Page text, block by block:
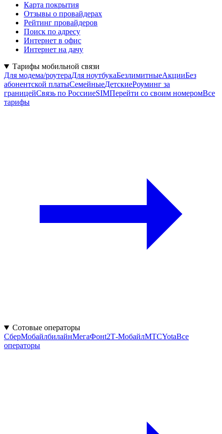
Карта покрытия
Отзывы о провайдерах
Рейтинг провайдеров
Поиск по адресу
Интернет в офис
Интернет на дачу
Тарифы мобильной связи
Для модема/роутераДля ноутбукаБезлимитныеАкцииБез
абонентской платыСемейныеДетскиеРоуминг за
границейСвязь по РоссииeSIMПерейти со своим номеромВсе
тарифы
Сотовые операторы
СберМобайлбилайнМегаФонt2Т-МобайлМТСYotaВсе
операторы